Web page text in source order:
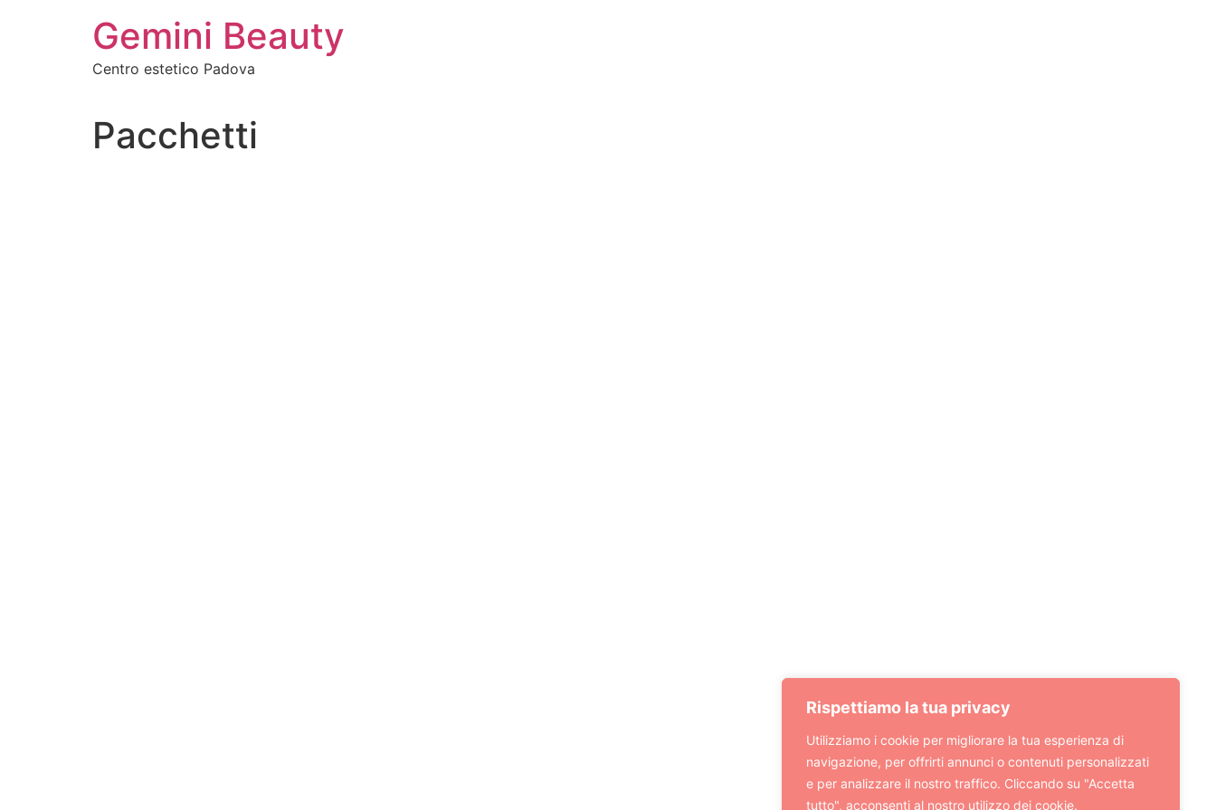
Rispettiamo la tua privacy
Utilizziamo i cookie per migliorare la tua esperienza di
navigazione, per offrirti annunci o contenuti personalizzati
e per analizzare il nostro traffico. Cliccando su "Accetta
tutto", acconsenti al nostro utilizzo dei cookie.
Gemini Beauty
Centro estetico Padova
Pacchetti